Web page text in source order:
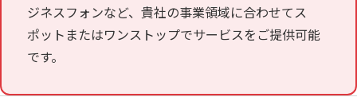
ジネスフォンなど、貴社の事業領域に合わせてス
ポットまたはワンストップでサービスをご提供可能
です。